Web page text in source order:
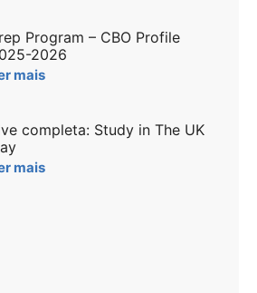
Program – CBO Profile
2026
mais
completa: Study in The UK
mais